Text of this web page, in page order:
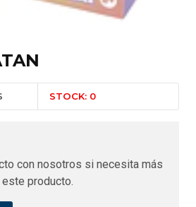
STOCK: 0
con nosotros si necesita más
producto.